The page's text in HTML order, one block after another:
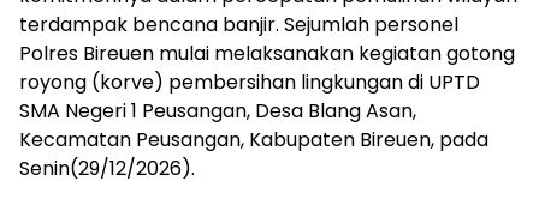
terdampak bencana banjir. Sejumlah personel
Polres Bireuen mulai melaksanakan kegiatan gotong
royong (korve) pembersihan lingkungan di UPTD
SMA Negeri 1 Peusangan, Desa Blang Asan,
Kecamatan Peusangan, Kabupaten Bireuen, pada
Senin(29/12/2026).